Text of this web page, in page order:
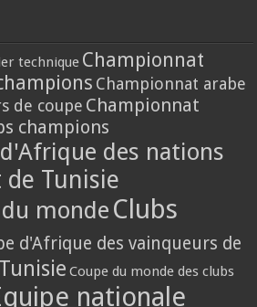
technique Championnat
Championnat arabe
de coupe Championnat
champions
des nations
Tunisie
monde Clubs
d'Afrique des vainqueurs de
Coupe du monde des clubs
nationale